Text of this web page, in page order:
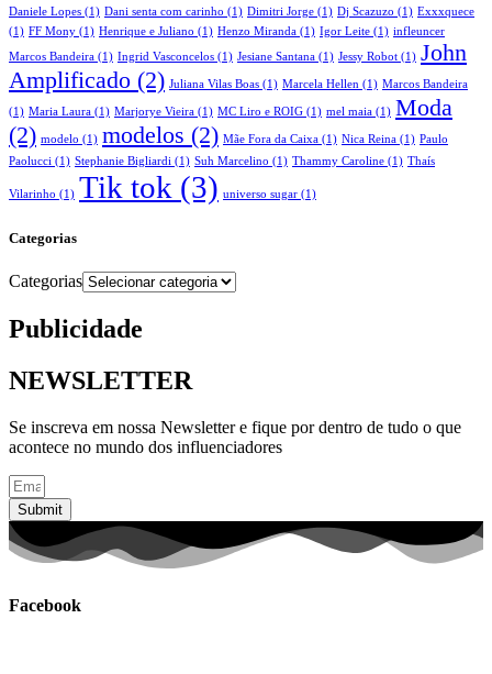
Daniele Lopes (1) Dani senta com carinho (1) Dimitri Jorge (1) Dj Scazuzo (1) Exxxquece
(1) FF Mony (1) Henrique e Juliano (1) Henzo Miranda (1) Igor Leite (1) infleuncer
Marcos Bandeira (1) Ingrid Vasconcelos (1) Jesiane Santana (1) Jessy Robot (1) John
Amplificado (2) Juliana Vilas Boas (1) Marcela Hellen (1) Marcos Bandeira
(1) Maria Laura (1) Marjorye Vieira (1) MC Liro e ROIG (1) mel maia (1) Moda
(2) modelo (1) modelos (2) Mãe Fora da Caixa (1) Nica Reina (1) Paulo
Paolucci (1) Stephanie Bigliardi (1) Suh Marcelino (1) Thammy Caroline (1) Thaís
Vilarinho (1) Tik tok (3) universo sugar (1)
Categorias
Categorias
Publicidade
NEWSLETTER
Se inscreva em nossa Newsletter e fique por dentro de tudo o que
acontece no mundo dos influenciadores
Submit
Facebook